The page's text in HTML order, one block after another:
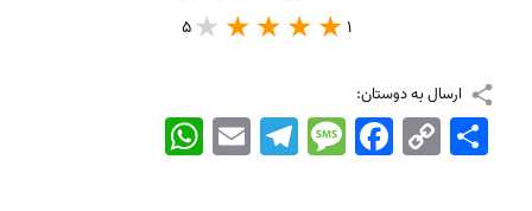
1
5
ارسال به دوستان:
WhatsApp EmailTelegramMessageFacebook Copy
Link
اشتراک